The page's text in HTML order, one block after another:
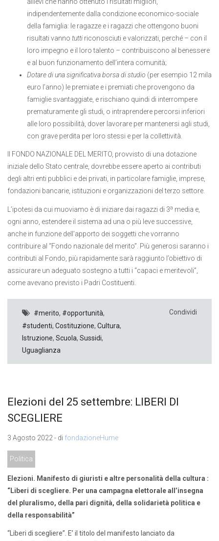
indipendentemente dalla condizione economico-sociale
della famiglia: le ragazze e i ragazzi che ottengono buoni
risultati vanno tutti riconosciuti e valorizzati, perché – con il
loro impegno e il loro talento – contribuiscono al benessere
e al buon funzionamento dell’intera comunità;
Dotare di una significativa borsa di studio (per esempio 12 mila
euro l’anno) le premiate e i premiati che provengono da
famiglie svantaggiate, e rischiano quindi di interrompere
prematuramente gli studi, o intraprendere percorsi inferiori
alle loro possibilità, dover lavorare per mantenersi agli studi,
con grave perdita per loro stessi e per la collettività.
Il FONDO NAZIONALE DEL MERITO, provvisto di una dotazione
iniziale dello Stato centrale, dovrebbe essere aperto ai contributi
degli altri enti pubblici e dei privati, in particolare famiglie, imprese,
fondazioni bancarie, istituzioni e organizzazioni del terzo settore.
L’ipotesi da cui muoviamo è di iniziare dai ragazzi di 3a media e,
ogni anno, estendere il sistema ad una o più leve successive,
anche in funzione dell’apporto dei soggetti che vorranno
contribuire al “Fondo nazionale del merito”. Più generosi saranno i
contributi al Fondo, più rapidamente sarà raggiunto l’obiettivo di
assicurare un adeguato sostegno a tutti i “capaci e meritevoli”,
come avevano previsto i Padri Costituenti.
#merito, #opportunità,
#studenti, Costituzione, Cultura,
Istruzione, Scuola, Sussidi,
Uguaglianza
Condividi
Elezioni del 25 settembre: LIBERI DI
SCEGLIERE
3 Agosto 2022 - di fondazioneHume
Politica
Elezioni. Manifesto di giuristi e altre personalità della cultura :
“Liberi di scegliere. Per una campagna elettorale all’insegna
del pluralismo, della pari dignità, della solidarietà politica e
della responsabilità”
“Liberi di scegliere”. E’ il titolo del manifesto lanciato da